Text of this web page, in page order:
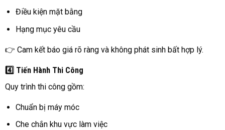
Điều kiện mặt bằng
Hạng mục yêu cầu
👉 Cam kết báo giá rõ ràng và không phát sinh bất hợp lý.
4️⃣ Tiến Hành Thi Công
Quy trình thi công gồm:
Chuẩn bị máy móc
Che chắn khu vực làm việc